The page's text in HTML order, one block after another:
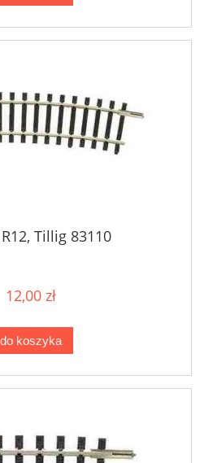
Tillig 83110
12,00 zł
do koszyka